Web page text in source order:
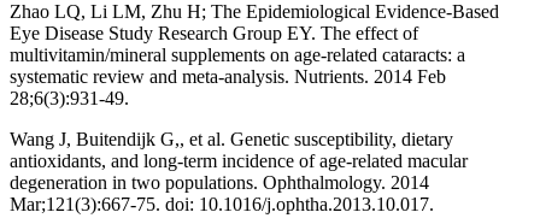
Zhao LQ, Li LM, Zhu H; The Epidemiological Evidence-Based
Eye Disease Study Research Group EY. The effect of
multivitamin/mineral supplements on age-related cataracts: a
systematic review and meta-analysis. Nutrients. 2014 Feb
28;6(3):931-49.
Wang J, Buitendijk G,, et al. Genetic susceptibility, dietary
antioxidants, and long-term incidence of age-related macular
degeneration in two populations. Ophthalmology. 2014
Mar;121(3):667-75. doi: 10.1016/j.ophtha.2013.10.017.